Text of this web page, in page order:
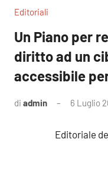
Editoriali
Un Piano per
diritto ad un
accessibile
di admin 6 Luglio
Editoriale